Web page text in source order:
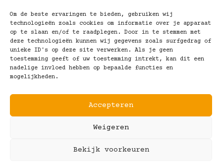
Om de beste ervaringen te bieden, gebruiken wij
technologieën zoals cookies om informatie over je apparaat
op te slaan en/of te raadplegen. Door in te stemmen met
deze technologieën kunnen wij gegevens zoals surfgedrag of
unieke ID's op deze site verwerken. Als je geen
toestemming geeft of uw toestemming intrekt, kan dit een
nadelige invloed hebben op bepaalde functies en
mogelijkheden.
Accepteren
Weigeren
Bekijk voorkeuren
info@kootbrillen.nl
Volg Ons!
Copyright © 2025 Koot Brillen
Algemene Voorwaarden